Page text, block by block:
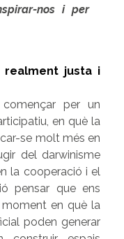
nos i per
realment justa i
per un
en què la
se molt més en
del darwinisme
la cooperació i el
pensar que ens
moment en què la
poden generar